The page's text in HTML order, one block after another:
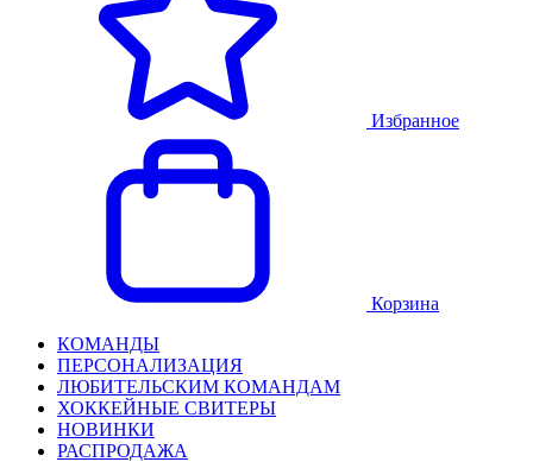
Избранное
Корзина
КОМАНДЫ
ПЕРСОНАЛИЗАЦИЯ
ЛЮБИТЕЛЬСКИМ КОМАНДАМ
ХОККЕЙНЫЕ СВИТЕРЫ
НОВИНКИ
РАСПРОДАЖА